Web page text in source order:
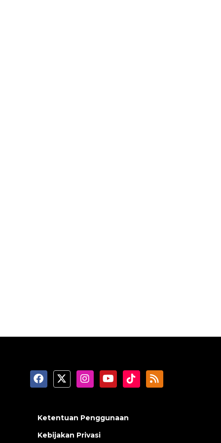
Ketentuan Penggunaan
Kebijakan Privasi